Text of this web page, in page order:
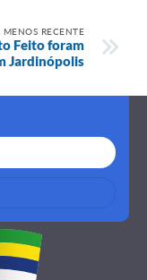
RECENTE
Feito foram
Jardinópolis